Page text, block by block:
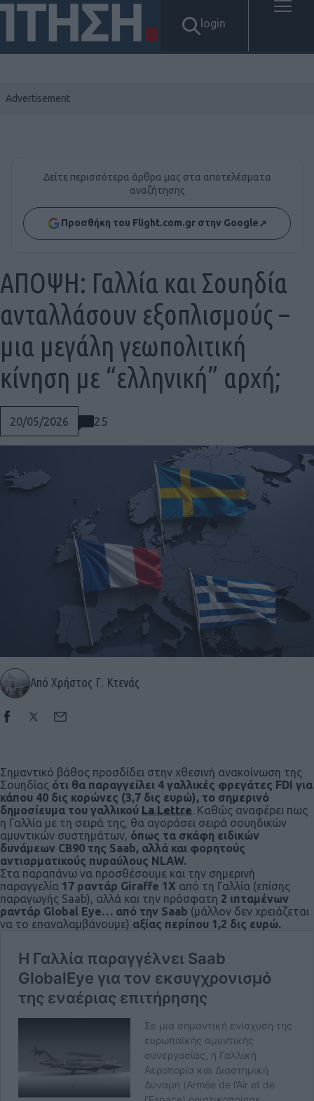
login
Social
Δείτε περισσότερα άρθρα μας στα αποτελέσματα
αναζήτησης
Προσθήκη του Flight.com.gr στην Google↗
20/05/2026 25
ΑΠΟΨΗ: Γαλλία και Σουηδία
ανταλλάσουν εξοπλισμούς –
μια μεγάλη γεωπολιτική
κίνηση με “ελληνική” αρχή;
Από Χρήστος Γ. Κτενάς
Σημαντικό βάθος προσδίδει στην χθεσινή ανακοίνωση της
Σουηδίας ότι θα παραγγείλει 4 γαλλικές φρεγάτες FDI για
κάπου 40 δις κορώνες (3,7 δις ευρώ), το σημερινό
δημοσίευμα του γαλλικού La Lettre. Καθώς αναφέρει πως
η Γαλλία με τη σειρά της, θα αγοράσει σειρά σουηδικών
αμυντικών συστημάτων, όπως τα σκάφη ειδικών
δυνάμεων CB90 της Saab, αλλά και φορητούς
αντιαρματικούς πυραύλους NLAW.
Στα παραπάνω να προσθέσουμε και την σημερινή
παραγγελία 17 ραντάρ Giraffe 1X από τη Γαλλία (επίσης
παραγωγής Saab), αλλά και την πρόσφατη 2 ιπταμένων
ραντάρ Global Eye… από την Saab (μάλλον δεν χρειάζεται
να το επαναλαμβάνουμε) αξίας περίπου 1,2 δις ευρώ.